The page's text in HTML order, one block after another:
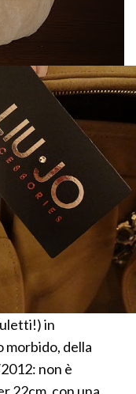
in
morbido, della
non è